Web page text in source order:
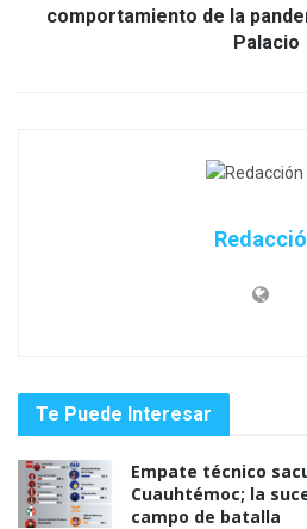
comportamiento de la
Palacio
Te Puede Interesar
Empate técnico
Cuauhtémoc; la
campo de batalla